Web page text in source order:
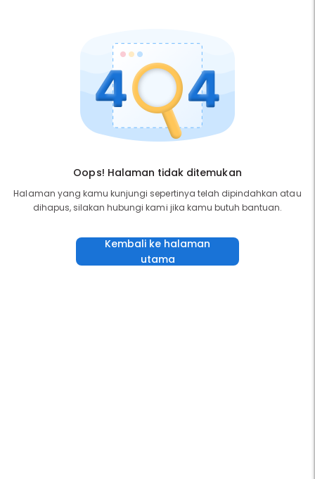
Oops! Halaman tidak ditemukan
Halaman yang kamu kunjungi sepertinya telah dipindahkan atau
dihapus, silakan hubungi kami jika kamu butuh bantuan.
Kembali ke halaman
utama